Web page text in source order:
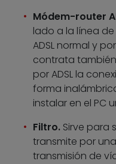
Módem-router
lado a la línea
ADSL normal y
contrata
por ADSL la
forma
instalar en el PC
Filtro. Sirve para
transmite por
transmisión de